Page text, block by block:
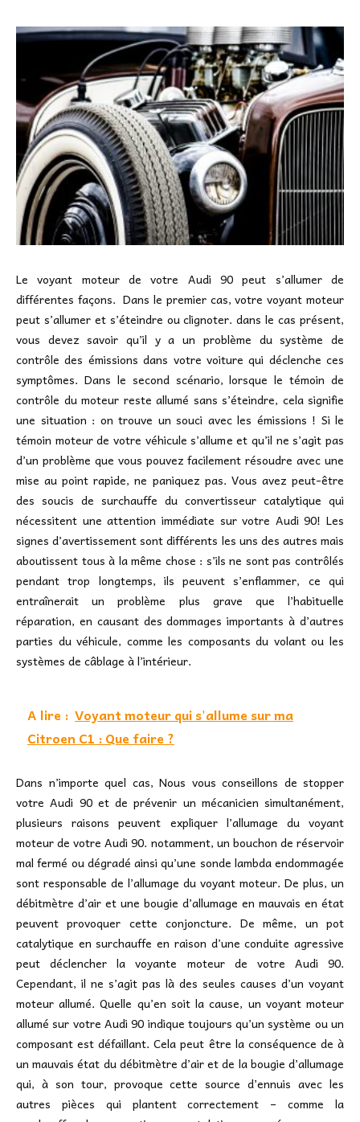
Le voyant moteur de votre Audi 90 peut s’allumer de
différentes façons. Dans le premier cas, votre voyant moteur
peut s’allumer et s’éteindre ou clignoter. dans le cas présent,
vous devez savoir qu’il y a un problème du système de
contrôle des émissions dans votre voiture qui déclenche ces
symptômes. Dans le second scénario, lorsque le témoin de
contrôle du moteur reste allumé sans s’éteindre, cela signifie
une situation : on trouve un souci avec les émissions ! Si le
témoin moteur de votre véhicule s’allume et qu’il ne s’agit pas
d’un problème que vous pouvez facilement résoudre avec une
mise au point rapide, ne paniquez pas. Vous avez peut-être
des soucis de surchauffe du convertisseur catalytique qui
nécessitent une attention immédiate sur votre Audi 90! Les
signes d’avertissement sont différents les uns des autres mais
aboutissent tous à la même chose : s’ils ne sont pas contrôlés
pendant trop longtemps, ils peuvent s’enflammer, ce qui
entraînerait un problème plus grave que l’habituelle
réparation, en causant des dommages importants à d’autres
parties du véhicule, comme les composants du volant ou les
systèmes de câblage à l’intérieur.
A lire : Voyant moteur qui s'allume sur ma
Citroen C1 : Que faire ?
Dans n’importe quel cas, Nous vous conseillons de stopper
votre Audi 90 et de prévenir un mécanicien simultanément,
plusieurs raisons peuvent expliquer l’allumage du voyant
moteur de votre Audi 90. notamment, un bouchon de réservoir
mal fermé ou dégradé ainsi qu’une sonde lambda endommagée
sont responsable de l’allumage du voyant moteur. De plus, un
débitmètre d’air et une bougie d’allumage en mauvais en état
peuvent provoquer cette conjoncture. De même, un pot
catalytique en surchauffe en raison d’une conduite agressive
peut déclencher la voyante moteur de votre Audi 90.
Cependant, il ne s’agit pas là des seules causes d’un voyant
moteur allumé. Quelle qu’en soit la cause, un voyant moteur
allumé sur votre Audi 90 indique toujours qu’un système ou un
composant est défaillant. Cela peut être la conséquence de à
un mauvais état du débitmètre d’air et de la bougie d’allumage
qui, à son tour, provoque cette source d’ennuis avec les
autres pièces qui plantent correctement – comme la